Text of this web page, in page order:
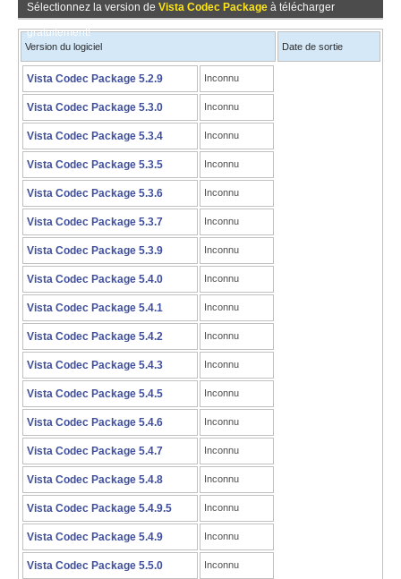
Sélectionnez la version de Vista Codec Package à télécharger
gratuitement!
Version du logiciel Date de sortie
Vista Codec Package 5.2.9 Inconnu
Vista Codec Package 5.3.0 Inconnu
Vista Codec Package 5.3.4 Inconnu
Vista Codec Package 5.3.5 Inconnu
Vista Codec Package 5.3.6 Inconnu
Vista Codec Package 5.3.7 Inconnu
Vista Codec Package 5.3.9 Inconnu
Vista Codec Package 5.4.0 Inconnu
Vista Codec Package 5.4.1 Inconnu
Vista Codec Package 5.4.2 Inconnu
Vista Codec Package 5.4.3 Inconnu
Vista Codec Package 5.4.5 Inconnu
Vista Codec Package 5.4.6 Inconnu
Vista Codec Package 5.4.7 Inconnu
Vista Codec Package 5.4.8 Inconnu
Vista Codec Package 5.4.9.5 Inconnu
Vista Codec Package 5.4.9 Inconnu
Vista Codec Package 5.5.0 Inconnu